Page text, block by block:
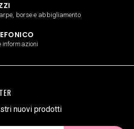
borse e abbigliamento
informazioni
nuovi prodotti